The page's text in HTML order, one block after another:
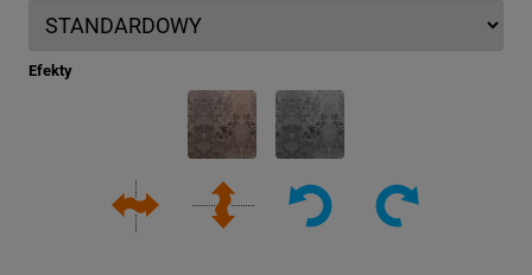
Efekty